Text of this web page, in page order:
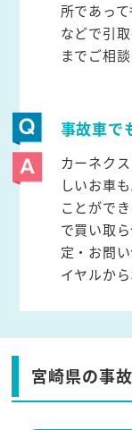
所であっ
などで引
までご相談
事故車で
カーネク
しいお車
ことがで
で買い取
定・お問
イヤルか
宮崎県の事